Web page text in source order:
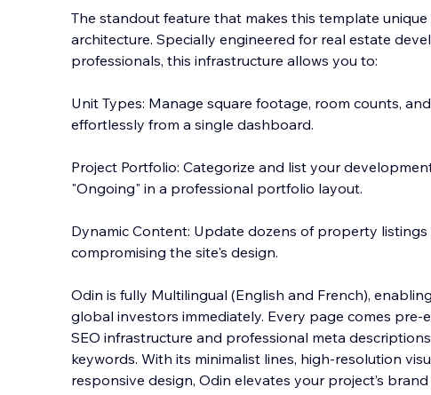
The standout feature that makes this template unique
architecture. Specially engineered for real estate
professionals, this infrastructure allows you to:
Unit Types: Manage square footage, room counts,
effortlessly from a single dashboard.
Project Portfolio: Categorize and list your
"Ongoing" in a professional portfolio layout.
Dynamic Content: Update dozens of property
compromising the site's design.
Odin is fully Multilingual (English and French),
global investors immediately. Every page comes
SEO infrastructure and professional meta
keywords. With its minimalist lines, high-resolution
responsive design, Odin elevates your project’s